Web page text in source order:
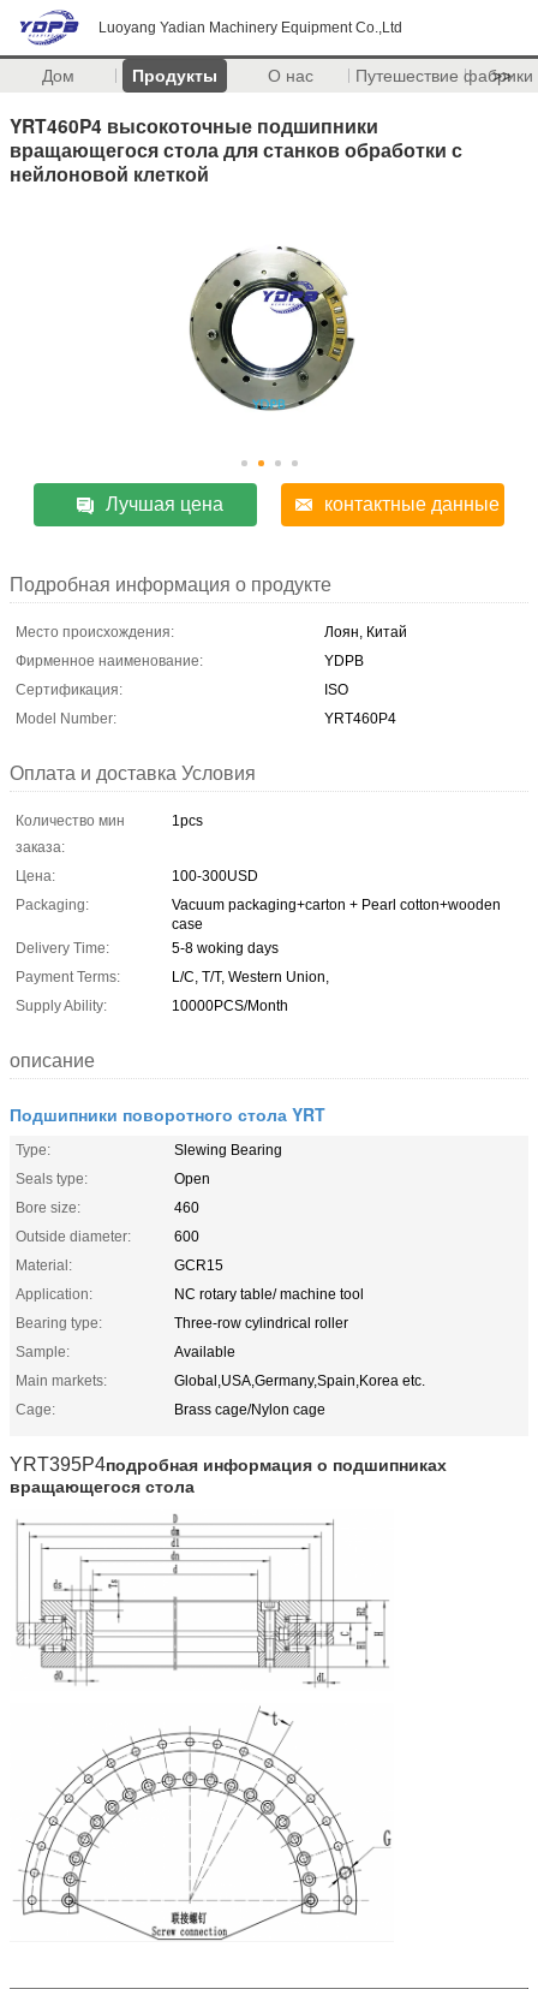
Luoyang Yadian Machinery Equipment Co.,Ltd
Дом Продукты О нас Путешествие фабрики
>>
YRT460P4 высокоточные подшипники
вращающегося стола для станков обработки с
нейлоновой клеткой
Лучшая цена контактные данные
Подробная информация о продукте
Место происхождения:
Лоян, Китай
Фирменное наименование:
YDPB
Сертификация:
ISO
Model Number:
YRT460P4
Оплата и доставка Условия
Количество мин
заказа:
1pcs
Цена:
100-300USD
Packaging:
Vacuum packaging+carton + Pearl cotton+wooden
case
Delivery Time:
5-8 woking days
Payment Terms:
L/C, T/T, Western Union,
Supply Ability:
10000PCS/Month
описание
Подшипники поворотного стола YRT
Type:
Slewing Bearing
Seals type:
Open
Bore size:
460
Outside diameter:
600
Material:
GCR15
Application:
NC rotary table/ machine tool
Bearing type:
Three-row cylindrical roller
Sample:
Available
Main markets:
Global,USA,Germany,Spain,Korea etc.
Cage:
Brass cage/Nylon cage
YRT395P4подробная информация о подшипниках
вращающегося стола